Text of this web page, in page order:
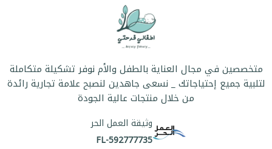
متخصصين في مجال العناية بالطفل والأم نوفر تشكيلة متكاملة
لتلبية جميع إحتياجاتك _ نسعى جاهدين لنصبح علامة تجارية رائدة
من خلال منتجات عالية الجودة
وثيقة العمل الحر
FL-592777735